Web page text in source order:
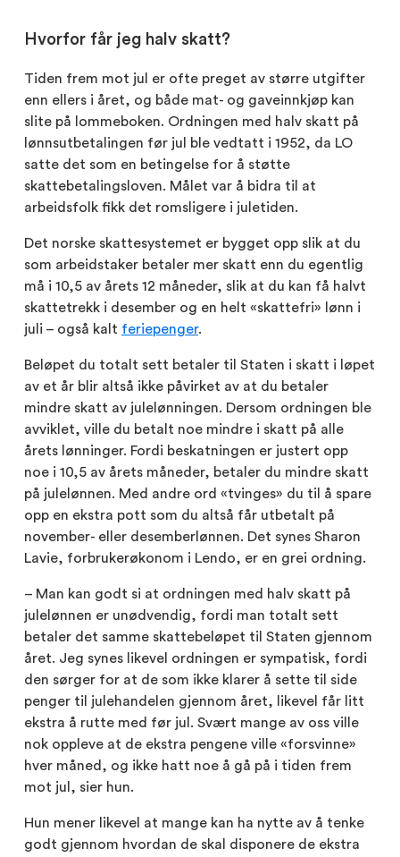
Hvorfor får jeg halv skatt?
Tiden frem mot jul er ofte preget av større utgifter
enn ellers i året, og både mat- og gaveinnkjøp kan
slite på lommeboken. Ordningen med halv skatt på
lønnsutbetalingen før jul ble vedtatt i 1952, da LO
satte det som en betingelse for å støtte
skattebetalingsloven. Målet var å bidra til at
arbeidsfolk fikk det romsligere i juletiden.
Det norske skattesystemet er bygget opp slik at du
som arbeidstaker betaler mer skatt enn du egentlig
må i 10,5 av årets 12 måneder, slik at du kan få halvt
skattetrekk i desember og en helt «skattefri» lønn i
juli – også kalt feriepenger.
Beløpet du totalt sett betaler til Staten i skatt i løpet
av et år blir altså ikke påvirket av at du betaler
mindre skatt av julelønningen. Dersom ordningen ble
avviklet, ville du betalt noe mindre i skatt på alle
årets lønninger. Fordi beskatningen er justert opp
noe i 10,5 av årets måneder, betaler du mindre skatt
på julelønnen. Med andre ord «tvinges» du til å spare
opp en ekstra pott som du altså får utbetalt på
november- eller desemberlønnen. Det synes Sharon
Lavie, forbrukerøkonom i Lendo, er en grei ordning.
– Man kan godt si at ordningen med halv skatt på
julelønnen er unødvendig, fordi man totalt sett
betaler det samme skattebeløpet til Staten gjennom
året. Jeg synes likevel ordningen er sympatisk, fordi
den sørger for at de som ikke klarer å sette til side
penger til julehandelen gjennom året, likevel får litt
ekstra å rutte med før jul. Svært mange av oss ville
nok oppleve at de ekstra pengene ville «forsvinne»
hver måned, og ikke hatt noe å gå på i tiden frem
mot jul, sier hun.
Hun mener likevel at mange kan ha nytte av å tenke
godt gjennom hvordan de skal disponere de ekstra